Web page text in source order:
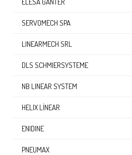
SERVOMECH SPA
LINEARMECH SRL
DLS SCHMIERSYSTEME
NB LINEAR SYSTEM
HELIX LINEAR
ENIDINE
PNEUMAX